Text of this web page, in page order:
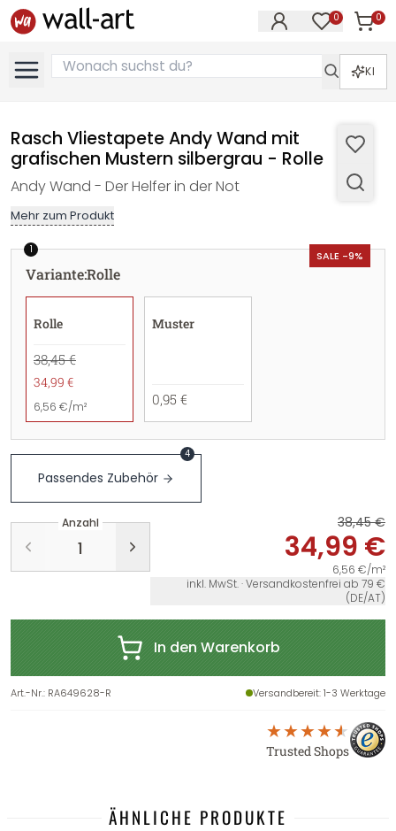
0 0
KI
Rasch Vliestapete Andy Wand mit
grafischen Mustern silbergrau - Rolle
Andy Wand - Der Helfer in der Not
Mehr zum Produkt
SALE -9%
1
Variante:Rolle
Rolle
38,45 €
34,99 €
6,56 €/m²
Muster
0,95 €
Passendes Zubehör
4
Anzahl 38,45 €
34,99 €
6,56 €/m²
inkl. MwSt. · Versandkostenfrei ab 79 €
(DE/AT)
In den Warenkorb
Art.-Nr.: RA649628-R Versandbereit: 1-3 Werktage
Trusted Shops
ÄHNLICHE PRODUKTE